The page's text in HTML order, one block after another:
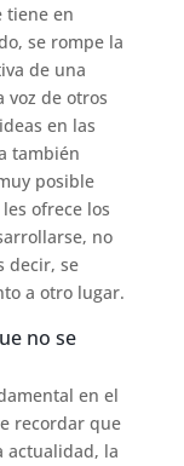
tiene en
se rompe la
de una
voz de otros
en las
también
posible
ofrece los
no
decir, se
a otro lugar.
no se
en el
recordar que
actualidad, la